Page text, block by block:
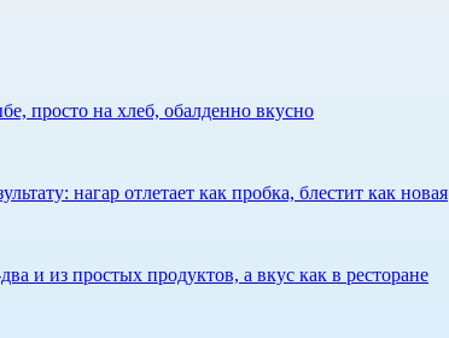
просто на хлеб, обалденно вкусно
нагар отлетает как пробка, блестит как новая
и из простых продуктов, а вкус как в ресторане